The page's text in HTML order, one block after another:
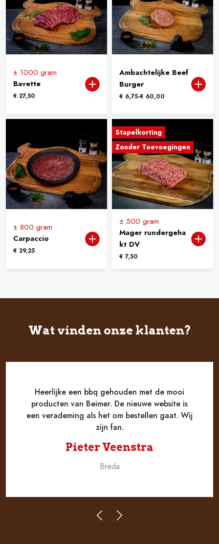
± 1000 gram
Bavette
€ 27,50
Ambachtelijke Beef
Burger
€ 6,75-€ 60,00
Prijsklasse:
tot
€ 60,00
± 800 gram
Carpaccio
€ 29,25
Stapelkorting
Zonder Toevoegingen
± 500 gram
Mager rundergeha
kt DV
€ 7,50
Wat vinden onze klanten?
Heerlijke een bbq gehouden met de mooi
producten van Beimer. De nieuwe website is
een verademing als het om bestellen gaat. Wij
zijn fan.
Pieter Veenstra
Breda